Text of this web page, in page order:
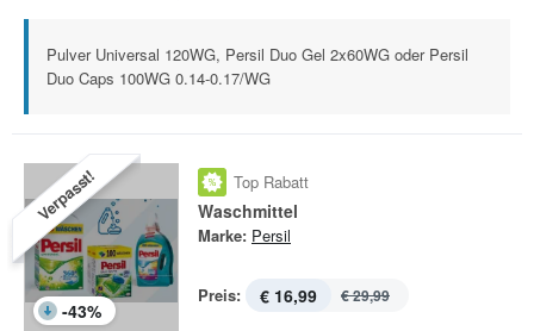
Pulver Universal 120WG, Persil Duo Gel 2x60WG oder Persil
Duo Caps 100WG 0.14-0.17/WG
Verpasst!
-43%
Top Rabatt
Waschmittel
Marke: Persil
Preis: € 16,99 € 29,99